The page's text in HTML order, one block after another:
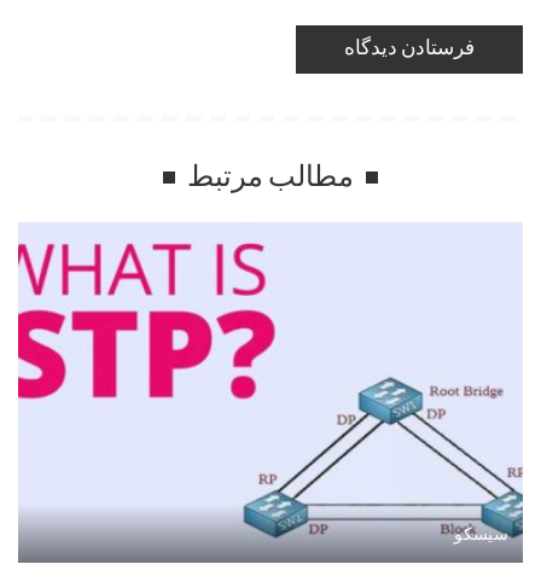
مطالب مرتبط
سیسکو